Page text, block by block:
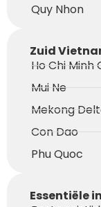
Quy Nhon
Zuid
Ho Chi Minh
Mui Ne
Mekong
Con Dao
Phu Quoc
Essentiële